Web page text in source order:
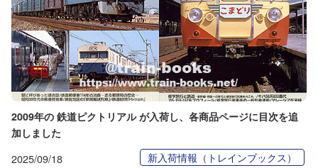
2009年の 鉄道ピクトリアル が入荷し、各商品ページに目次を追
加しました
2025/09/18 新入荷情報（トレインブックス）